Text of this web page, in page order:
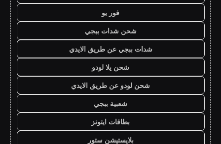
فور يو
شحن شدات ببجي
شدات ببجي عن طريق الايدي
شحن يلا لودو
شحن لودو عن طريق الايدي
شعبية ببجي
بطاقات ايتونز
بلايستيشن ستور